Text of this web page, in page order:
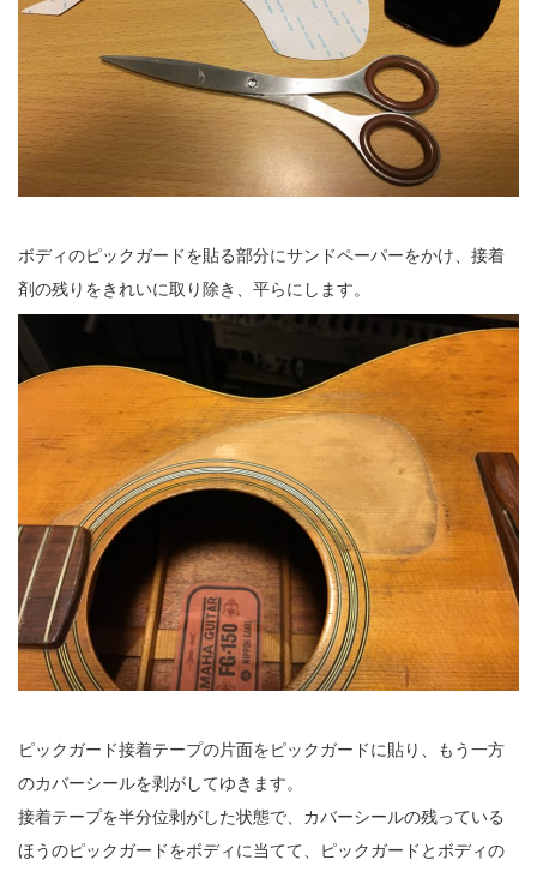
ボディのピックガードを貼る部分にサンドペーパーをかけ、接着
剤の残りをきれいに取り除き、平らにします。
ピックガード接着テープの片面をピックガードに貼り、もう一方
のカバーシールを剥がしてゆきます。
接着テープを半分位剥がした状態で、カバーシールの残っている
ほうのピックガードをボディに当てて、ピックガードとボディの